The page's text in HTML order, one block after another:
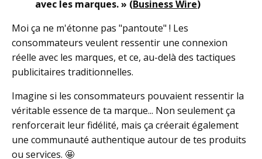
avec les marques. » (Business Wire)
Moi ça ne m'étonne pas "pantoute" ! Les
consommateurs veulent ressentir une connexion
réelle avec les marques, et ce, au-delà des tactiques
publicitaires traditionnelles.
Imagine si les consommateurs pouvaient ressentir la
véritable essence de ta marque... Non seulement ça
renforcerait leur fidélité, mais ça créerait également
une communauté authentique autour de tes produits
ou services. 🤩